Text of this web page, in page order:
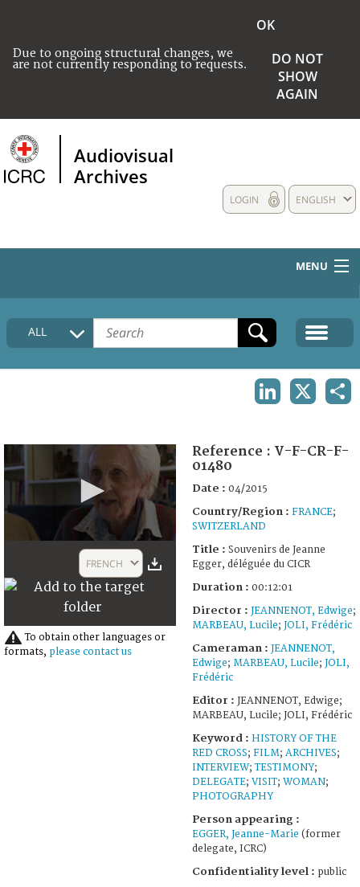
Due to ongoing structural changes, we
are not currently responding to requests.
OK
DO NOT
SHOW
AGAIN
Audiovisual
Archives
ENGLISH
LOGIN
MENU
HOME
COLLECTIONS DESCRIPTION
ALL
12
seconds
FRENCH
To obtain other languages or
formats, please contact us
Reference : V-F-CR-F-
01480
Date : 04/2015
Country/Region : FRANCE;
SWITZERLAND
Title : Souvenirs de Jeanne
Egger, déléguée du CICR
Duration : 00:12:01
Director : JEANNENOT, Edwige;
MARBEAU, Lucile; JOLI, Frédéric
Cameraman : JEANNENOT,
Edwige; MARBEAU, Lucile; JOLI,
Frédéric
Editor : JEANNENOT, Edwige;
MARBEAU, Lucile; JOLI, Frédéric
Keyword : HISTORY OF THE
RED CROSS; FILM; ARCHIVES;
INTERVIEW;TESTIMONY;
DELEGATE; VISIT; WOMAN;
PHOTOGRAPHY
Person appearing :
EGGER, Jeanne-Marie (former
delegate, ICRC)
Confidentiality level : public